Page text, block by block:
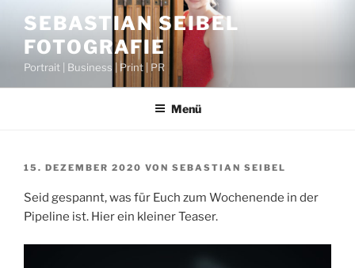
Inhalt
springen
SEBASTIAN SEIBEL
FOTOGRAFIE
Portrait | Business | Print | PR
Menü
VERÖFFENTLICHT
15. DEZEMBER 2020 VON SEBASTIAN SEIBEL
Seid gespannt, was für Euch zum Wochenende in der
Pipeline ist. Hier ein kleiner Teaser.